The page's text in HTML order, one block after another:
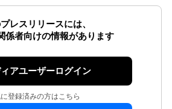
レスリリースには、
係者向けの情報があります
ィアユーザーログイン
登録済みの方はこちら